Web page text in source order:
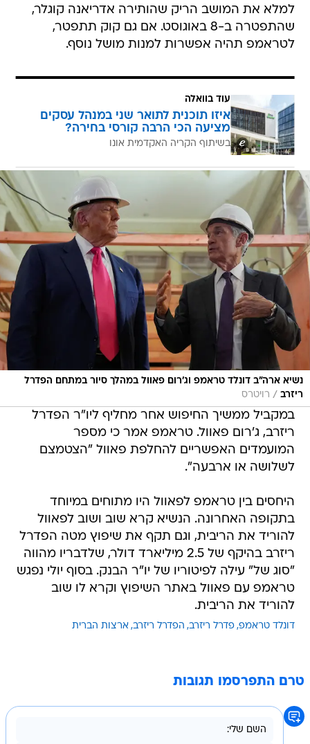
למלא את המושב הריק שהותירה אדריאנה קוגלר,
שהתפטרה ב-8 באוגוסט. אם גם קוק תתפטר,
לטראמפ תהיה אפשרות למנות מושל נוסף.
עוד בוואלה
איזו תוכנית לתואר שני במנהל עסקים
מציעה הכי הרבה קורסי בחירה?
בשיתוף הקריה האקדמית אונו
נשיא ארה"ב דונלד טראמפ וג'רום פאוול במהלך סיור במתחם הפדרל
ריזרב / רויטרס
במקביל ממשיך החיפוש אחר מחליף ליו"ר הפדרל
ריזרב, ג'רום פאוול. טראמפ אמר כי מספר
המועמדים האפשריים להחלפת פאוול "הצטמצם
לשלושה או ארבעה".
היחסים בין טראמפ לפאוול היו מתוחים במיוחד
בתקופה האחרונה. הנשיא קרא שוב ושוב לפאוול
להוריד את הריבית, וגם תקף את שיפוץ מטה הפדרל
ריזרב בהיקף של 2.5 מיליארד דולר, שלדבריו מהווה
"סוג של" עילה לפיטוריו של יו"ר הבנק. בסוף יולי נפגש
טראמפ עם פאוול באתר השיפוץ וקרא לו שוב
להוריד את הריבית.
דונלד טראמפ פדרל ריזרב הפדרל ריזרב ארצות הברית
טרם התפרסמו תגובות